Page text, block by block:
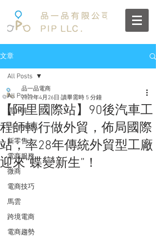
文章
All Posts
雲計算
Facebook
新零售
電商服務
微商
電商技巧
馬雲
跨境電商
電商趨勢
All Posts
【阿里國際站】90後汽車工
程師轉行做外貿，佈局國際
站，率28年傳統外貿型工廠
迎來“蝶變新生”！
品一品電商
2022年4月26日 讀畢需時 5 分鐘